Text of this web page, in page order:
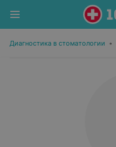
Диагностика в стоматологии •